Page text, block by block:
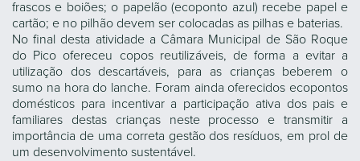
frascos e boiões; o papelão (ecoponto azul) recebe papel e
cartão; e no pilhão devem ser colocadas as pilhas e baterias.
No final desta atividade a Câmara Municipal de São Roque
do Pico ofereceu copos reutilizáveis, de forma a evitar a
utilização dos descartáveis, para as crianças beberem o
sumo na hora do lanche. Foram ainda oferecidos ecopontos
domésticos para incentivar a participação ativa dos pais e
familiares destas crianças neste processo e transmitir a
importância de uma correta gestão dos resíduos, em prol de
um desenvolvimento sustentável.